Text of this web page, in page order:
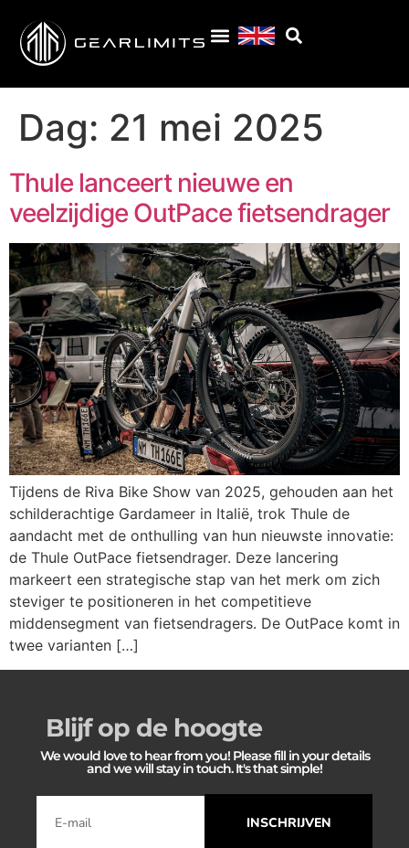
Dag: 21 mei 2025
Thule lanceert nieuwe en
veelzijdige OutPace fietsendrager
Tijdens de Riva Bike Show van 2025, gehouden aan het
schilderachtige Gardameer in Italië, trok Thule de
aandacht met de onthulling van hun nieuwste innovatie:
de Thule OutPace fietsendrager. Deze lancering
markeert een strategische stap van het merk om zich
steviger te positioneren in het competitieve
middensegment van fietsendragers. De OutPace komt in
twee varianten […]
Blijf op de hoogte
We would love to hear from you! Please fill in your details
and we will stay in touch. It's that simple!
INSCHRIJVEN